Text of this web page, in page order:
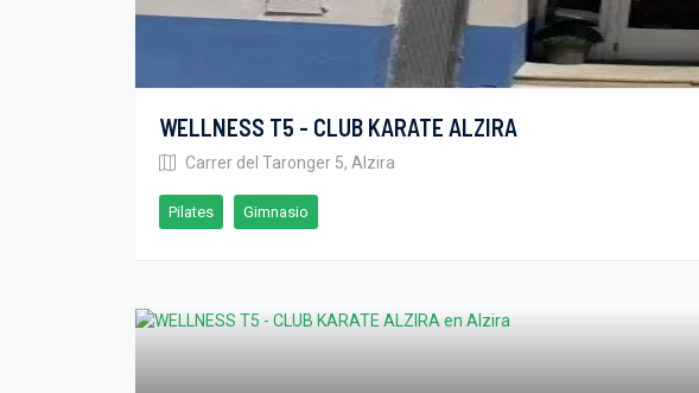
WELLNESS T5 - CLUB KARATE ALZIRA
Carrer del Taronger 5, Alzira
Pilates Gimnasio